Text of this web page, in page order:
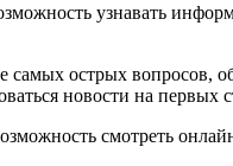
узнавать
самых острых вопросов,
новости на
смотреть